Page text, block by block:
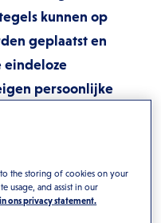
kunnen op
geplaatst en
eindeloze
persoonlijke
en kunnen ook
kan Decowall
muur of als los
the storing of cookies on your
usage, and assist in our
ons privacy statement.